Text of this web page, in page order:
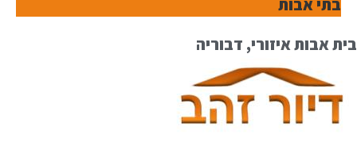
בתי אבות
בית אבות איזורי, דבוריה